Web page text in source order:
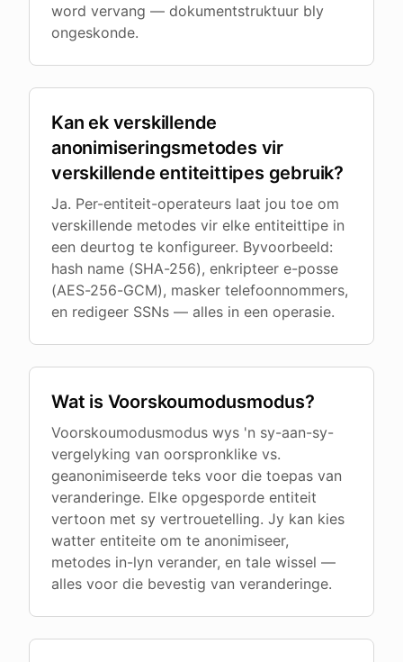
word vervang — dokumentstruktuur bly
ongeskonde.
Kan ek verskillende
anonimiseringsmetodes vir
verskillende entiteittipes gebruik?
Ja. Per-entiteit-operateurs laat jou toe om
verskillende metodes vir elke entiteittipe in
een deurtog te konfigureer. Byvoorbeeld:
hash name (SHA-256), enkripteer e-posse
(AES-256-GCM), masker telefoonnommers,
en redigeer SSNs — alles in een operasie.
Wat is Voorskoumodusmodus?
Voorskoumodusmodus wys 'n sy-aan-sy-
vergelyking van oorspronklike vs.
geanonimiseerde teks voor die toepas van
veranderinge. Elke opgesporde entiteit
vertoon met sy vertrouetelling. Jy kan kies
watter entiteite om te anonimiseer,
metodes in-lyn verander, en tale wissel —
alles voor die bevestig van veranderinge.